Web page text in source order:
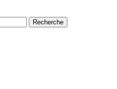
Recherche